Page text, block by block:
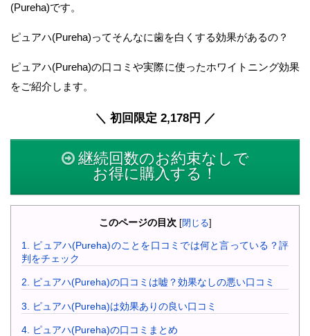
(Pureha)です。
ピュアハ(Pureha)ってそんなに歯を白くする効果があるの？
ピュアハ(Pureha)の口コミや実際に使ったホワイトニング効果
をご紹介します。
＼ 初回限定 2,178円 ／
継続回数のお約束なしで
お得に購入する！
このページの目次 [閉じる]
1. ピュアハ(Pureha)のことを口コミでは何と言っている？評
判をチェック
2. ピュアハ(Pureha)の口コミは嘘？効果なしの悪い口コミ
3. ピュアハ(Pureha)は効果ありの良い口コミ
4. ピュアハ(Pureha)の口コミまとめ